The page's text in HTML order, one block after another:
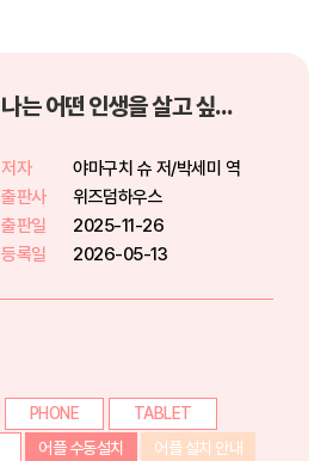
나는 어떤 인생을 살고 싶은가
저자
야마구치 슈 저/박세미 역
출판사
위즈덤하우스
출판일
2025-11-26
등록일
2026-05-13
PHONE
TABLET
어플 수동설치 어플 설치 안내